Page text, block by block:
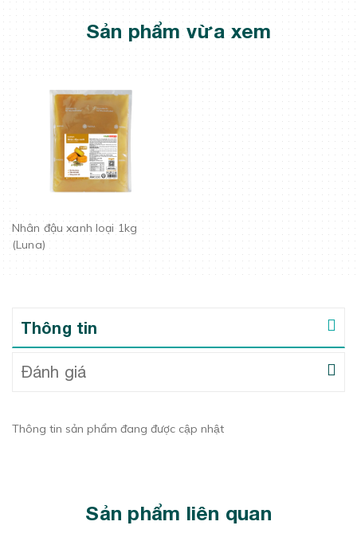
Sản phẩm vừa xem
Nhân đậu xanh loại 1kg
(Luna)
Thông tin
Đánh giá
Thông tin sản phẩm đang được cập nhật
Sản phẩm liên quan